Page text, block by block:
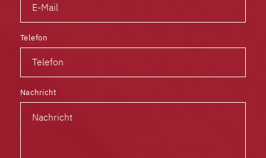
Telefon
Nachricht